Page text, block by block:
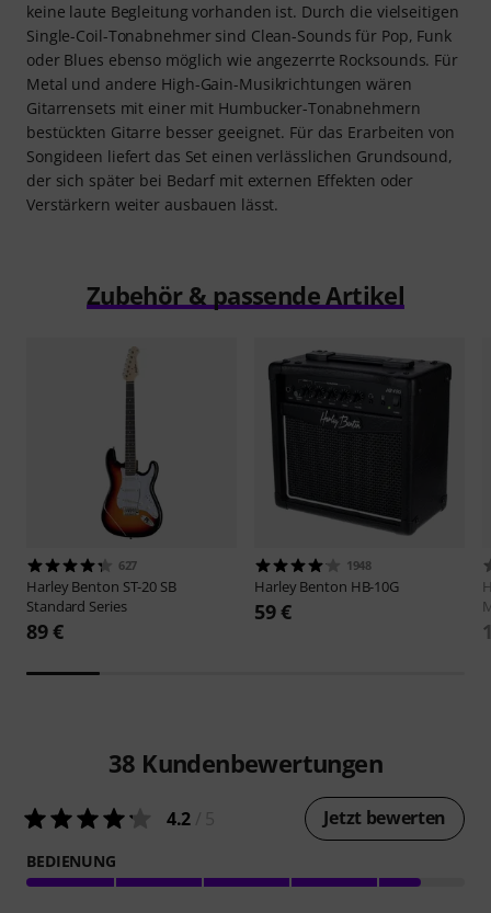
keine laute Begleitung vorhanden ist. Durch die vielseitigen
Single-Coil-Tonabnehmer sind Clean-Sounds für Pop, Funk
oder Blues ebenso möglich wie angezerrte Rocksounds. Für
Metal und andere High-Gain-Musikrichtungen wären
Gitarrensets mit einer mit Humbucker-Tonabnehmern
bestückten Gitarre besser geeignet. Für das Erarbeiten von
Songideen liefert das Set einen verlässlichen Grundsound,
der sich später bei Bedarf mit externen Effekten oder
Verstärkern weiter ausbauen lässt.
Zubehör & passende Artikel
627
Harley Benton ST-20 SB
Standard Series
89 €
1948
Harley Benton HB-10G
59 €
38 Kundenbewertungen
4.2 Jetzt bewerten
BEDIENUNG